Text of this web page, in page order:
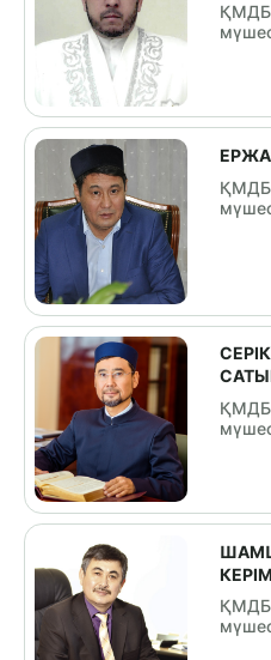
ҚМДБ
ҚМДБ
ҚМДБ
КЕРІМ
ҚМДБ